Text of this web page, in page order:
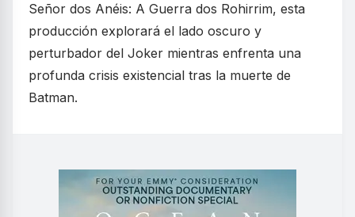
Señor dos Anéis: A Guerra dos Rohirrim, esta
producción explorará el lado oscuro y
perturbador del Joker mientras enfrenta una
profunda crisis existencial tras la muerte de
Batman.